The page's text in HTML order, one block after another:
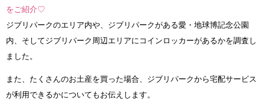
をご紹介♡
ジブリパークのエリア内や、ジブリパークがある愛・地球博記念公園
内、そしてジブリパーク周辺エリアにコインロッカーがあるかを調査し
ました。
また、たくさんのお土産を買った場合、ジブリパークから宅配サービス
が利用できるかについてもお伝えします。